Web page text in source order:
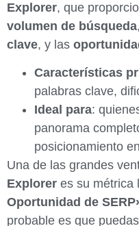
Explorer, que
volumen de búsqueda
clave, y las
Características
palabras clave,
Ideal para:
panorama
posicionamiento
Una de las grandes
Explorer es su métrica
Oportunidad de
probable es que